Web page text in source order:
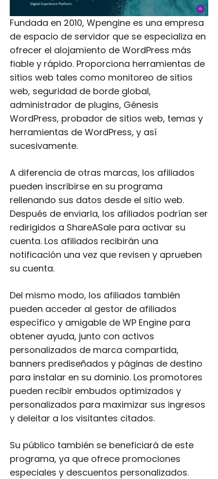
Fundada en 2010, Wpengine es una empresa
de espacio de servidor que se especializa en
ofrecer el alojamiento de WordPress más
fiable y rápido. Proporciona herramientas de
sitios web tales como monitoreo de sitios
web, seguridad de borde global,
administrador de plugins, Génesis
WordPress, probador de sitios web, temas y
herramientas de WordPress, y así
sucesivamente.
A diferencia de otras marcas, los afiliados
pueden inscribirse en su programa
rellenando sus datos desde el sitio web.
Después de enviarla, los afiliados podrían ser
redirigidos a ShareASale para activar su
cuenta. Los afiliados recibirán una
notificación una vez que revisen y aprueben
su cuenta.
Del mismo modo, los afiliados también
pueden acceder al gestor de afiliados
específico y amigable de WP Engine para
obtener ayuda, junto con activos
personalizados de marca compartida,
banners prediseñados y páginas de destino
para instalar en su dominio. Los promotores
pueden recibir embudos optimizados y
personalizados para maximizar sus ingresos
y deleitar a los visitantes citados.
Su público también se beneficiará de este
programa, ya que ofrece promociones
especiales y descuentos personalizados.